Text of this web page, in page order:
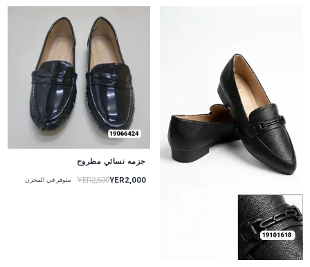
جزمه نسائي مطروح
YER2,000
YER2,500 متوفر في المخزن